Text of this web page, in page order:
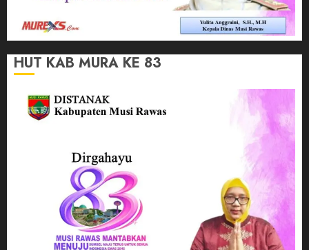
HUT KAB MURA KE 83